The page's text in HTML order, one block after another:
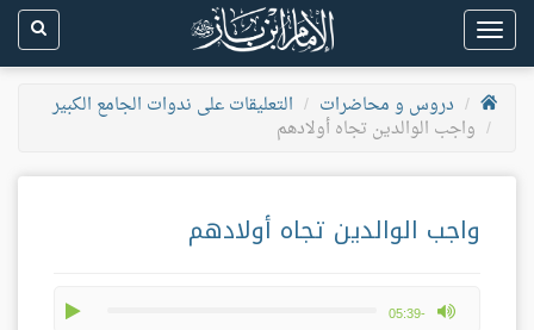
Toggle
navigation
دروس و محاضرات
التعليقات على ندوات الجامع الكبير
واجب الوالدين تجاه أولادهم
واجب الوالدين تجاه أولادهم
-05:39
max volume